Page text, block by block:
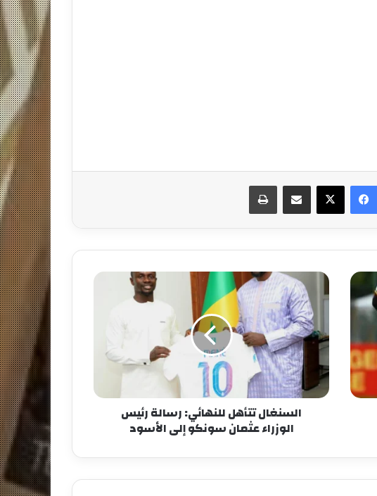
فيسبوكX مشاركة عبر البريد طباعة
السنغال تتأهل للنهائي: رسالة رئيس
الوزراء عثمان سونكو إلى الأسود